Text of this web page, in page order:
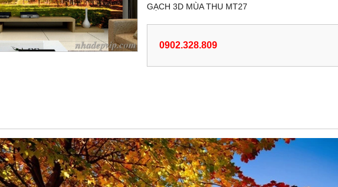
GẠCH 3D MÙA THU MT27
0902.328.809